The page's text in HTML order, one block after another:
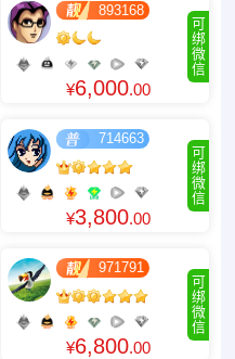
可
绑
微
信
893168
¥6,000.00
可
绑
微
信
714663
¥3,800.00
可
绑
微
信
971791
¥6,800.00